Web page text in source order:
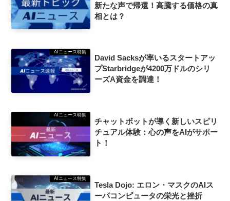
新たな声で帰還！高騰する価格の真
相とは？
AIニュース特集
David Sacksが率いるスタートアッ
プStarbridgeが4200万ドルのシリ
ーズA資金を調達！
AIニュース特集
チャットボットが導く新しいスピリ
チュアル体験：心の声をAIがサポー
ト！
AIニュース特集
Tesla Dojo: エロン・マスクのAIス
ーパコンピュータの栄光と挫折